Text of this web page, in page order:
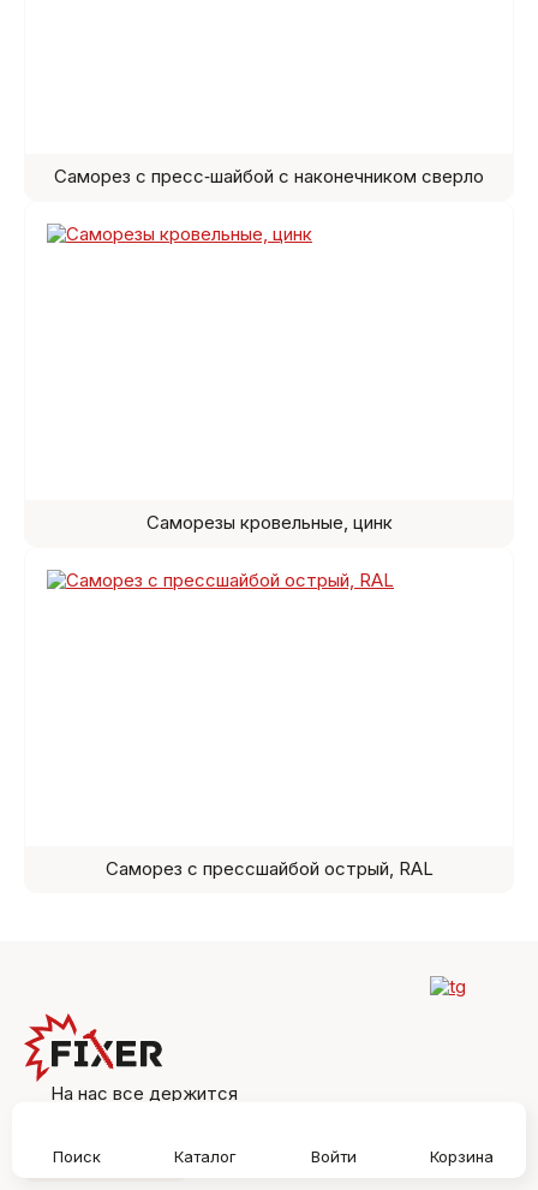
Саморез с пресс‑шайбой с наконечником сверло
Саморезы кровельные, цинк
Саморез с прессшайбой острый, RAL
На нас все держится
Москва
Поиск Каталог Войти Корзина